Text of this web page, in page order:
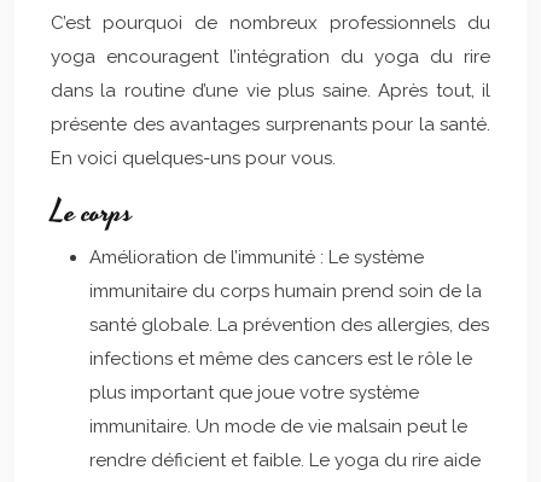
C’est pourquoi de nombreux professionnels du
yoga encouragent l’intégration du yoga du rire
dans la routine d’une vie plus saine. Après tout, il
présente des avantages surprenants pour la santé.
En voici quelques-uns pour vous.
Le corps
Amélioration de l’immunité : Le système
immunitaire du corps humain prend soin de la
santé globale. La prévention des allergies, des
infections et même des cancers est le rôle le
plus important que joue votre système
immunitaire. Un mode de vie malsain peut le
rendre déficient et faible. Le yoga du rire aide